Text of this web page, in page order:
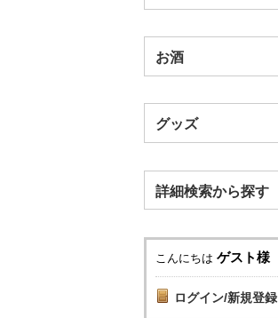
お酒
グッズ
詳細検索から探す
こんにちは ゲスト様
ログイン/新規登録